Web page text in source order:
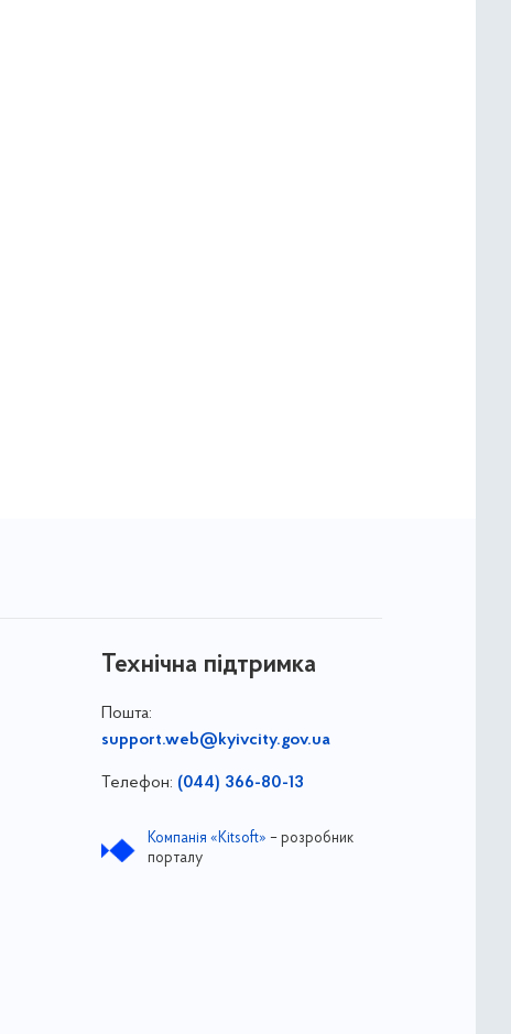
Технічна підтримка
Пошта:
support.web@kyivcity.gov.ua
Телефон: (044) 366-80-13
Компанія «Kitsoft» – розробник
порталу